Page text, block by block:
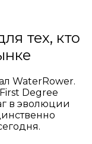
тех, кто
WaterRower.
Degree
в эволюции